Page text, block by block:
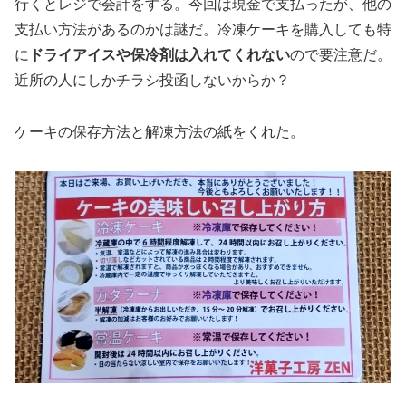
行くとレジで会計をする。今回は現金で支払ったが、他の
支払い方法があるのかは謎だ。冷凍ケーキを購入しても特
に ドライアイスや保冷剤は入れてくれないので要注意だ。
近所の人にしかチラシ投函しないからか？
ケーキの保存方法と解凍方法の紙をくれた。